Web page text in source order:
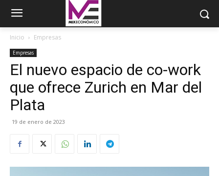
Inicio Empresas
Empresas
El nuevo espacio de co-work
que ofrece Zurich en Mar del
Plata
19 de enero de 2023